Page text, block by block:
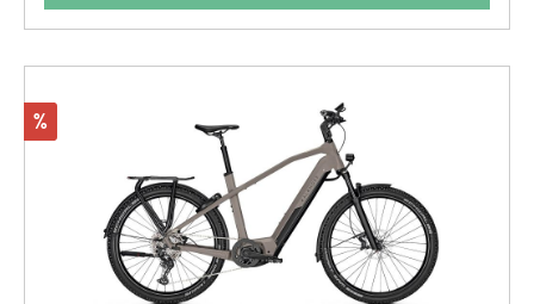
Rabatt
%